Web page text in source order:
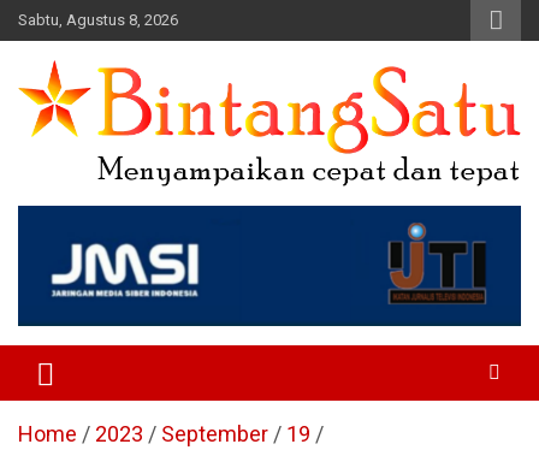
Skip
to
content
Sabtu, Agustus 8, 2026
Portal Berita Nasional dan
Regional
Home 2023 September
19